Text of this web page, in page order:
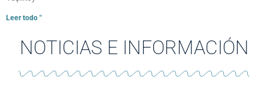
Leer todo "
NOTICIAS E INFORMACIÓN